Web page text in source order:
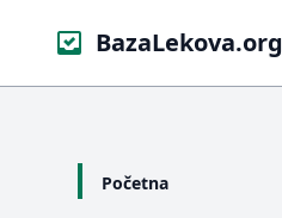
BazaLekova.org
Početna